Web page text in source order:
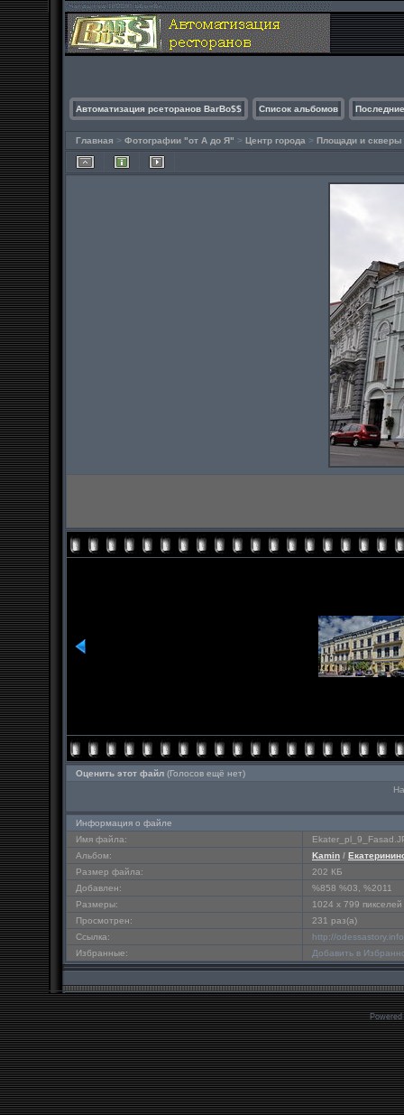
Автоматизация рсеторанов BarBo$$ Список альбомов
Главная > Фотографии "от А до Я" > Центр города > Площади и скверы
Оценить этот файл (Голосов ещё нет)
Информация о файле
Имя файла:
Альбом:
Kamin /
Размер файла:
202 КБ
Добавлен:
%858 %03, %2011
Размеры:
1024 x 799 пикселей
Просмотрен:
231 раз(а)
Ссылка:
http://
Избранные:
Добавить в